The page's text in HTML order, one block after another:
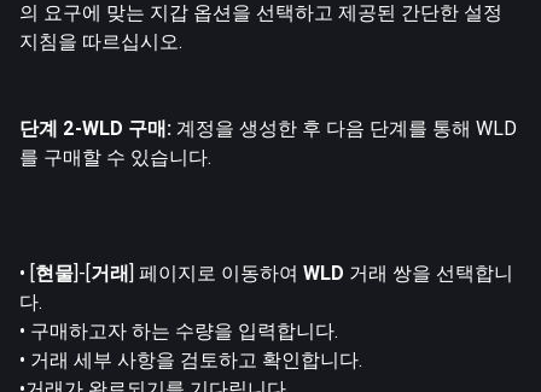
의 요구에 맞는 지갑 옵션을 선택하고 제공된 간단한 설정
지침을 따르십시오.
단계 2-WLD 구매: 계정을 생성한 후 다음 단계를 통해 WLD
를 구매할 수 있습니다.
• [현물]-[거래] 페이지로 이동하여 WLD 거래 쌍을 선택합니
다.
• 구매하고자 하는 수량을 입력합니다.
• 거래 세부 사항을 검토하고 확인합니다.